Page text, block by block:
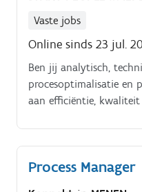
Vaste jobs
Online sinds 23 jul.
Ben jij analytisch,
procesoptimalisatie en
aan efficiëntie,
Process Manager